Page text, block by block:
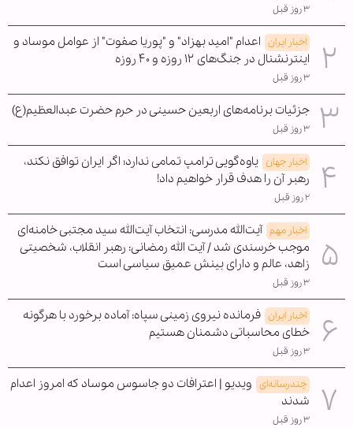
۳ روز قبل
اخبار ایران اعدام "امید بهزاد" و "پوریا صفوت" از عوامل موساد و
اینترنشنال در جنگ‌های ۱۲ روزه و ۴۰ روزه
۳ روز قبل
جزئیات برنامه‌های اربعین حسینی در حرم حضرت عبدالعظیم(ع)
۳ روز قبل
اخبار جهان یاوه‌گویی ترامپ تمامی ندارد؛ اگر ایران توافق نکند،
رهبر آن را هدف قرار خواهیم داد!
۲ روز قبل
اخبار مهم آیت‌الله مدرسی: انتخاب آیت‌الله سید مجتبی خامنه‌ای
موجب خرسندی شد / آیت الله رمضانی: رهبر انقلاب، شخصیتی
زاهد، عالم و دارای بینش عمیق سیاسی است
۳ روز قبل
اخبار ایران فرمانده نیروی زمینی سپاه: آماده برخورد با هرگونه
خطای محاسباتی دشمنان هستیم
۳ روز قبل
چندرسانه‌ای ویدیو | اعترافات دو جاسوس موساد که امروز اعدام
شدند
۳ روز قبل